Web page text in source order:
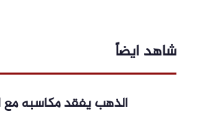
شاهد ايضاً
الذهب يفقد مكاسبه مع